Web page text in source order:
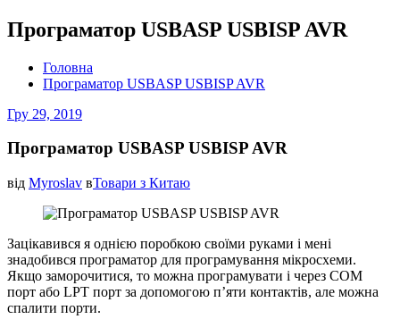
Програматор USBASP USBISP AVR
Головна
Програматор USBASP USBISP AVR
Гру 29, 2019
Програматор USBASP USBISP AVR
від Myroslav вТовари з Китаю
Зацікавився я однією поробкою своїми руками і мені
знадобився програматор для програмування мікросхеми.
Якщо заморочитися, то можна програмувати і через COM
порт або LPT порт за допомогою п’яти контактів, але можна
спалити порти.